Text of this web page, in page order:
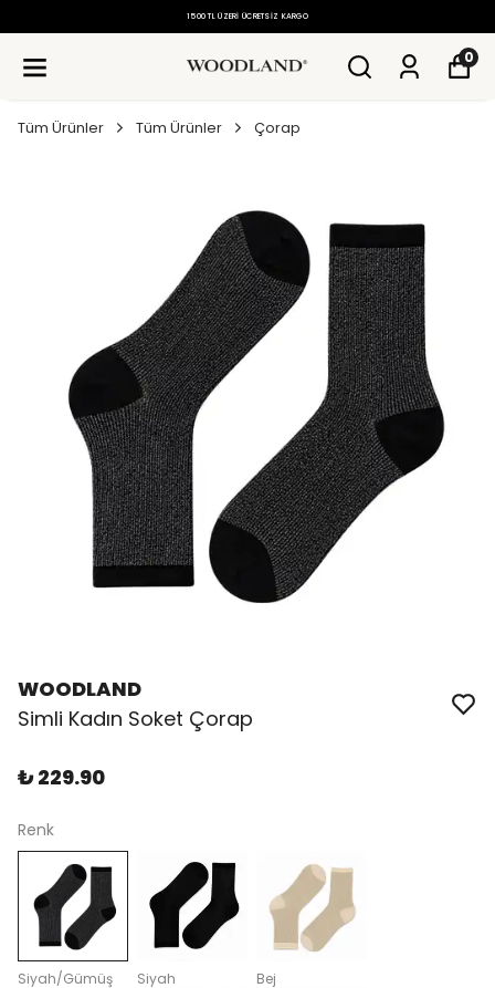
1500 TL ÜZERI ÜCRETSIZ KARGO
0
Tüm Ürünler Tüm Ürünler Çorap
WOODLAND
Simli Kadın Soket Çorap
₺ 229.90
Renk
Siyah/Gümüş Siyah Bej